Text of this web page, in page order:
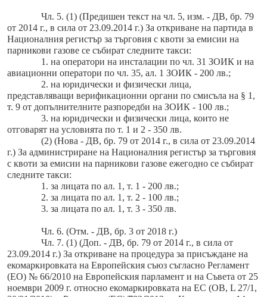
Чл. 5. (1) (Предишен текст на чл. 5, изм. - ДВ, бр. 79
от 2014 г., в сила от 23.09.2014 г.) За откриване на партида в
Националния регистър за търговия с квоти за емисии на
парникови газове се събират следните такси:
1. на оператори на инсталации по чл. 31 ЗОИК и на
авиационни оператори по чл. 35, ал. 1 ЗОИК - 200 лв.;
2. на юридически и физически лица,
представляващи верификационни органи по смисъла на § 1,
т. 9 от допълнителните разпоредби на ЗОИК - 100 лв.;
3. на юридически и физически лица, които не
отговарят на условията по т. 1 и 2 - 350 лв.
(2) (Нова - ДВ, бр. 79 от 2014 г., в сила от 23.09.2014
г.) За администриране на Националния регистър за търговия
с квоти за емисии на парникови газове ежегодно се събират
следните такси:
1. за лицата по ал. 1, т. 1 - 200 лв.;
2. за лицата по ал. 1, т. 2 - 100 лв.;
3. за лицата по ал. 1, т. 3 - 350 лв.
Чл. 6. (Отм. - ДВ, бр. 3 от 2018 г.)
Чл. 7. (1) (Доп. - ДВ, бр. 79 от 2014 г., в сила от
23.09.2014 г.) За откриване на процедура за присъждане на
екомаркировката на Европейския съюз съгласно Регламент
(ЕО) № 66/2010 на Европейския парламент и на Съвета от 25
ноември 2009 г. относно екомаркировката на ЕС (ОВ, L 27/1,